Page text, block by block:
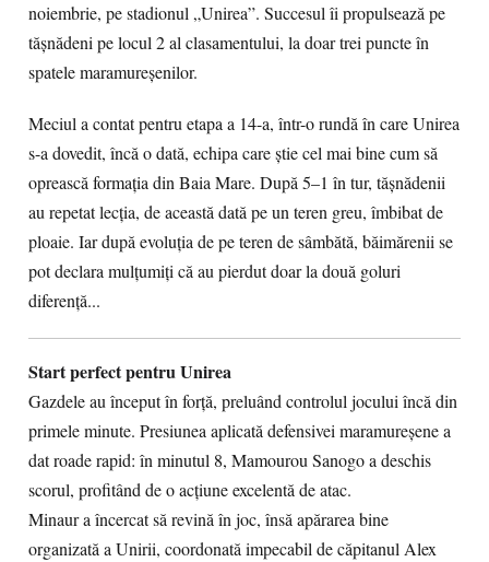
noiembrie, pe stadionul „Unirea”. Succesul îi propulsează pe
tășnădeni pe locul 2 al clasamentului, la doar trei puncte în
spatele maramureșenilor.
Meciul a contat pentru etapa a 14-a, într-o rundă în care Unirea
s-a dovedit, încă o dată, echipa care știe cel mai bine cum să
oprească formația din Baia Mare. După 5–1 în tur, tășnădenii
au repetat lecția, de această dată pe un teren greu, îmbibat de
ploaie. Iar după evoluția de pe teren de sâmbătă, băimărenii se
pot declara mulțumiți că au pierdut doar la două goluri
diferență...
Start perfect pentru Unirea
Gazdele au început în forță, preluând controlul jocului încă din
primele minute. Presiunea aplicată defensivei maramureșene a
dat roade rapid: în minutul 8, Mamourou Sanogo a deschis
scorul, profitând de o acțiune excelentă de atac.
Minaur a încercat să revină în joc, însă apărarea bine
organizată a Unirii, coordonată impecabil de căpitanul Alex